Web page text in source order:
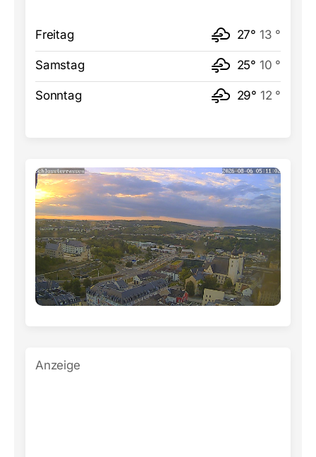
Freitag 27° 13 °
Samstag 25° 10 °
Sonntag 29° 12 °
Anzeige